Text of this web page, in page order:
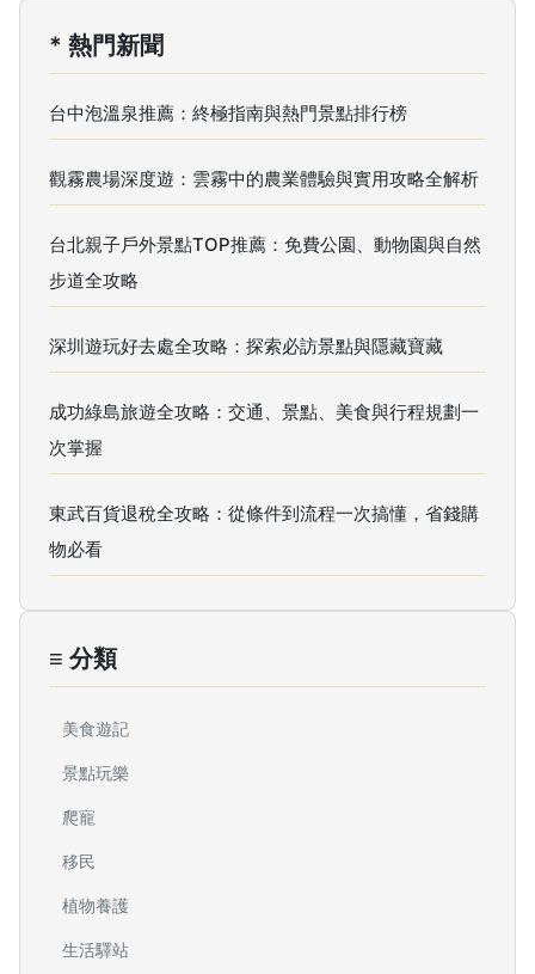
* 熱門新聞
台中泡溫泉推薦：終極指南與熱門景點排行榜
觀霧農場深度遊：雲霧中的農業體驗與實用攻略全解析
台北親子戶外景點TOP推薦：免費公園、動物園與自然
步道全攻略
深圳遊玩好去處全攻略：探索必訪景點與隱藏寶藏
成功綠島旅遊全攻略：交通、景點、美食與行程規劃一
次掌握
東武百貨退稅全攻略：從條件到流程一次搞懂，省錢購
物必看
≡ 分類
美食遊記
景點玩樂
爬寵
移民
植物養護
生活驛站